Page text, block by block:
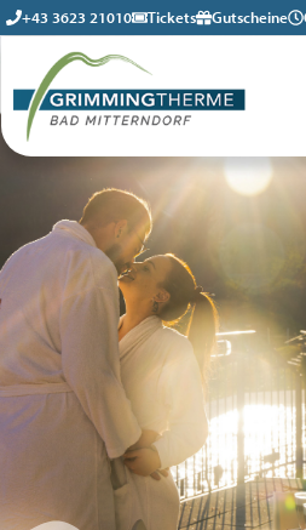
+43 3623 21010 Tickets Gutscheine